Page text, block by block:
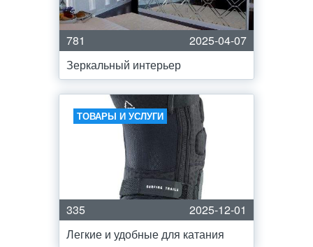
781
2025-04-07
Зеркальный интерьер
ТОВАРЫ И УСЛУГИ
335
2025-12-01
Легкие и удобные для катания